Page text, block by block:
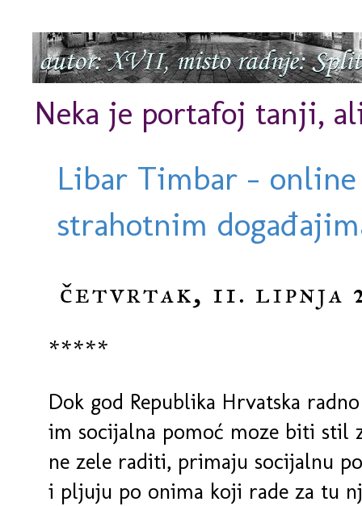
Neka je portafoj tanji,
Libar Timbar -
strahotnim
četvrtak, 11. lipnja
*****
Dok god Republika Hrvatska
im socijalna pomoć moze biti stil
ne zele raditi, primaju socijalnu
i pljuju po onima koji rade za tu